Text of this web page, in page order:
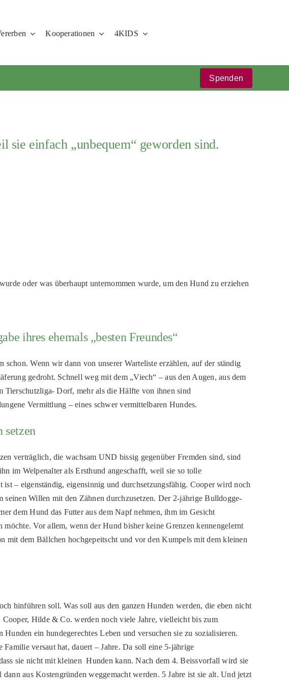
Kooperationen 4KIDS
Spenden
sie einfach „unbequem“ geworden sind.
oder was überhaupt unternommen wurde, um den Hund zu erziehen
ihres ehemals „besten Freundes“
Wenn wir dann von unserer Warteliste erzählen, auf der ständig
gedroht. Schnell weg mit dem „Viech“ – aus den Augen, aus dem
Tierschutzliga- Dorf, mehr als die Hälfte von ihnen sind
Vermittlung – eines schwer vermittelbaren Hundes.
setzen
verträglich, die wachsam UND bissig gegenüber Fremden sind, sind
im Welpenalter als Ersthund angeschafft, weil sie so tolle
– eigenständig, eigensinnig und durchsetzungsfähig. Cooper wird noch
seinen Willen mit den Zähnen durchzusetzen. Der 2-jährige Bulldogge-
dem Hund das Futter aus dem Napf nehmen, ihm im Gesicht
Vor allem, wenn der Hund bisher keine Grenzen kennengelernt
mit dem Bällchen hochgepeitscht und vor den Kumpels mit dem kleinen
hinführen soll. Was soll aus den ganzen Hunden werden, die eben nicht
Hilde & Co. werden noch viele Jahre, vielleicht bis zum
ein hundegerechtes Leben und versuchen sie zu sozialisieren.
versaut hat, dauert – Jahre. Da soll eine 5-jährige
sie nicht mit kleinen Hunden kann. Nach dem 4. Beissvorfall wird sie
aus Kostengründen weggemacht werden. 5 Jahre ist sie alt. Und jetzt